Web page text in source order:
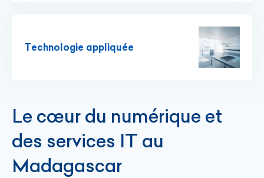
Technologie appliquée
Le cœur du numérique et
des services IT au
Madagascar